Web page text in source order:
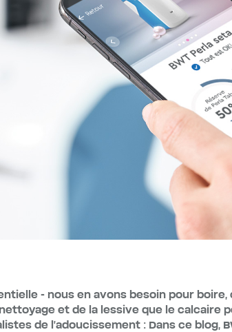
- nous en avons besoin pour
et de la lessive que le calcaire
de l'adoucissement : Dans ce blog,